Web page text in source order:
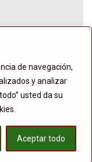
de navegación,
y analizar
usted da su
Aceptar todo
INTERNACIONAL